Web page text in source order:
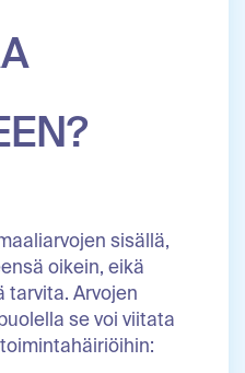
sisällä,
oikein, eikä
tarvita. Arvojen
se voi viitata